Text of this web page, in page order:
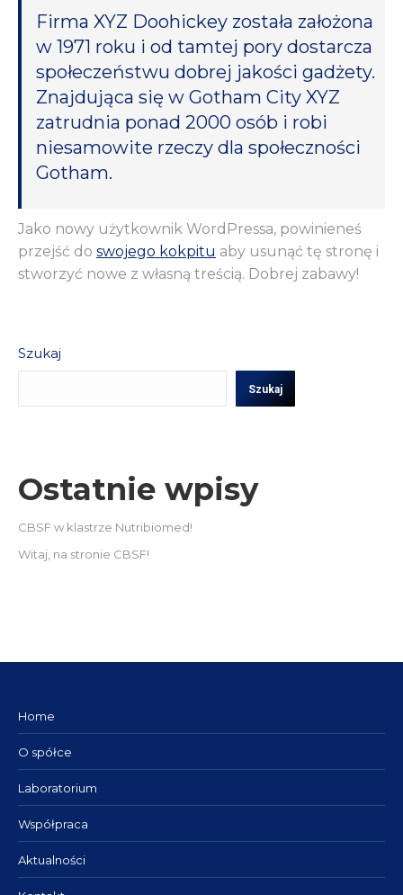
Firma XYZ Doohickey została założona
w 1971 roku i od tamtej pory dostarcza
społeczeństwu dobrej jakości gadżety.
Znajdująca się w Gotham City XYZ
zatrudnia ponad 2000 osób i robi
niesamowite rzeczy dla społeczności
Gotham.
Jako nowy użytkownik WordPressa, powinieneś
przejść do swojego kokpitu aby usunąć tę stronę i
stworzyć nowe z własną treścią. Dobrej zabawy!
Szukaj
Szukaj
Ostatnie wpisy
CBSF w klastrze Nutribiomed!
Witaj, na stronie CBSF!
Home
O spółce
Laboratorium
Współpraca
Aktualności